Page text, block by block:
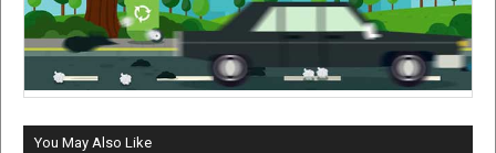
You May Also Like